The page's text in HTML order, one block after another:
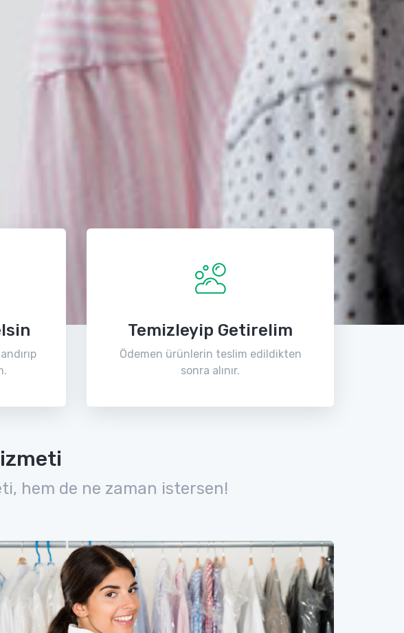
Temizleyip Getirelim
Ödemen ürünlerin teslim edildikten
sonra alınır.
hem de ne zaman istersen!